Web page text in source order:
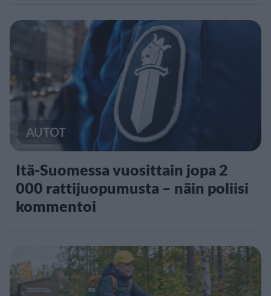
AUTOT
Itä-Suomessa vuosittain jopa 2
000 rattijuopumusta – näin poliisi
kommentoi